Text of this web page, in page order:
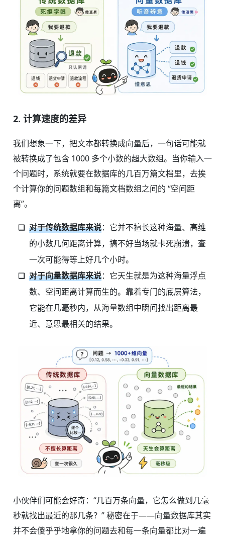
2. 计算速度的差异
我们想象一下，把文本都转换成向量后，一句话可能就
被转换成了包含 1000 多个小数的超大数组。当你输入一
个问题时，系统就要在数据库的几百万篇文档里，去挨
个计算你的问题数组和每篇文档数组之间的 “空间距
离”。
对于传统数据库来说：它并不擅长这种海量、高维
的小数几何距离计算，搞不好当场就卡死崩溃，查
一次可能得等上好几个小时。
对于向量数据库来说：它天生就是为这种海量浮点
数、空间距离计算而生的。靠着专门的底层算法，
它能在几毫秒内，从海量数组中瞬间找出距离最
近、意思最相关的结果。
小伙伴们可能会好奇：“几百万条向量，它怎么做到几毫
秒就找出最近的那几条？” 秘密在于——向量数据库其实
并不会傻乎乎地拿你的问题去和每一条向量都比对一遍